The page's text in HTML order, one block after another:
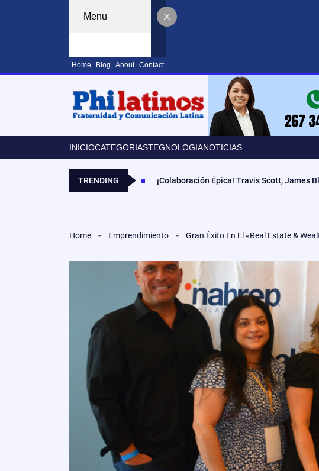
Menu
Home Blog About Contact
INICIOCATEGORIASTEGNOLOGIANOTICIAS
TRENDING ¡Colaboración Épica! Travis Scott, James
Home Emprendimiento